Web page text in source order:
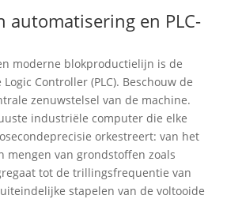
automatisering en PLC-
moderne blokproductielijn is de
Controller (PLC). Beschouw de
zenuwstelsel van de machine.
industriële computer die elke
orkestreert: van het
mengen van grondstoffen zoals
tot de trillingsfrequentie van
stapelen van de voltooide